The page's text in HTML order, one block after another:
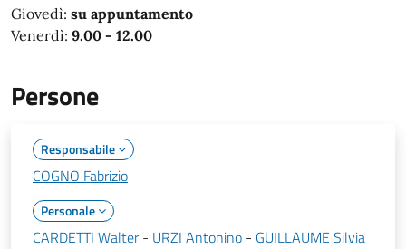
Giovedì: su appuntamento
Venerdì: 9.00 - 12.00
Persone
Responsabile
COGNO Fabrizio
Personale
CARDETTI Walter- URZI Antonino - GUILLAUME Silvia